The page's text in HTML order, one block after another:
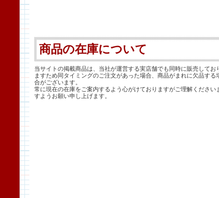
商品の在庫について
当サイトの掲載商品は、当社が運営する実店舗でも同時に販売してお
ますため同タイミングのご注文があった場合、商品がまれに欠品する
合がございます。
常に現在の在庫をご案内するよう心がけておりますがご理解ください
すようお願い申し上げます。